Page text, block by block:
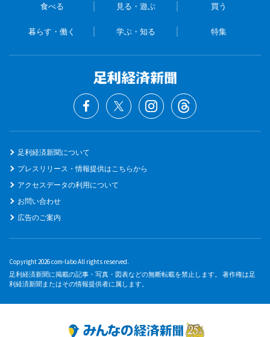
食べる 見る・遊ぶ 買う
暮らす・働く 学ぶ・知る 特集
足利経済新聞について
プレスリリース・情報提供はこちらから
アクセスデータの利用について
お問い合わせ
広告のご案内
Copyright 2026 com-labo All rights reserved.
足利経済新聞に掲載の記事・写真・図表などの無断転載を禁止します。 著作権は足
利経済新聞またはその情報提供者に属します。